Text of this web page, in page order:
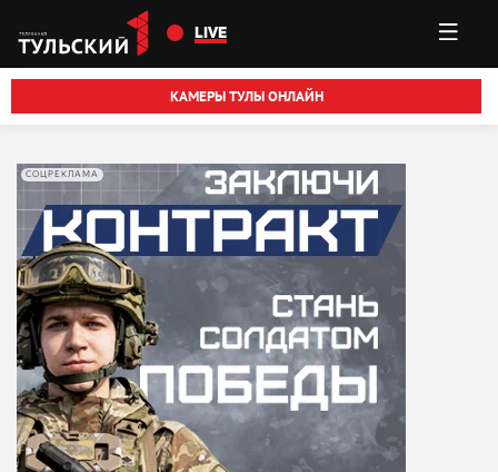
Перейти к основному содержанию
LIVE
КАМЕРЫ ТУЛЫ ОНЛАЙН
СОЦРЕКЛАМА